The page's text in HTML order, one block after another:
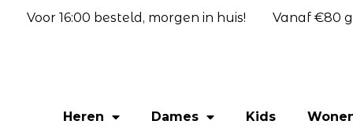
Voor 16:00 besteld, morgen in huis! Vanaf €80
Heren Dames Kids